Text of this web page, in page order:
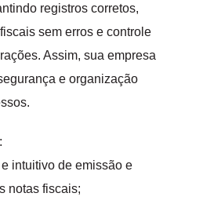
registros corretos,
sem erros e controle
Assim, sua empresa
e organização
intuitivo de emissão e
notas fiscais;